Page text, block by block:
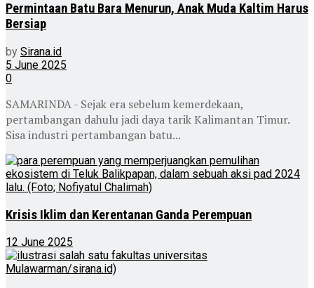
Permintaan Batu Bara Menurun, Anak Muda Kaltim Harus
Bersiap
by Sirana.id
5 June 2025
0
SAMARINDA - Sejak era sebelum kemerdekaan,
pertambangan dahulu jadi daya tarik Kalimantan Timur.
Sisa industri pertambangan batu...
Krisis Iklim dan Kerentanan Ganda Perempuan
12 June 2025